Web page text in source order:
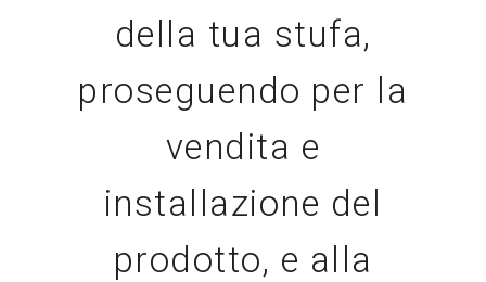
della tua stufa,
proseguendo per la
vendita e
installazione del
prodotto, e alla